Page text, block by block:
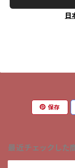
日
保存
最近チェックした